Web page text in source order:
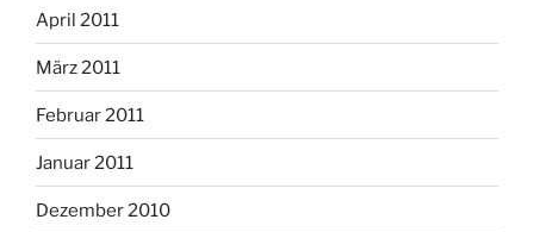
April 2011
März 2011
Februar 2011
Januar 2011
Dezember 2010